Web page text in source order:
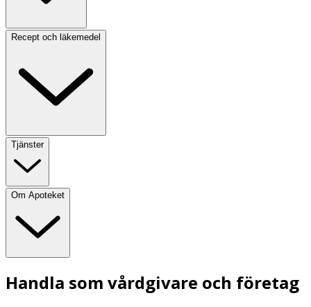
Recept och läkemedel
Tjänster
Om Apoteket
Handla som vårdgivare och företag